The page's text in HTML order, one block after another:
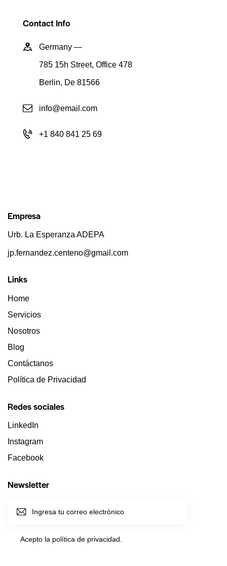
Contact Info
Germany —
785 15h Street, Office 478
Berlin, De 81566
info@email.com
+1 840 841 25 69
Empresa
Urb. La Esperanza ADEPA
jp.fernandez.centeno@gmail.com
Links
Home
Servicios
Nosotros
Blog
Contáctanos
Política de Privacidad
Redes sociales
LinkedIn
Instagram
Facebook
Newsletter
Acepto la política de privacidad.